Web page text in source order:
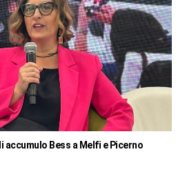
accumulo Bess a Melfi e Picerno